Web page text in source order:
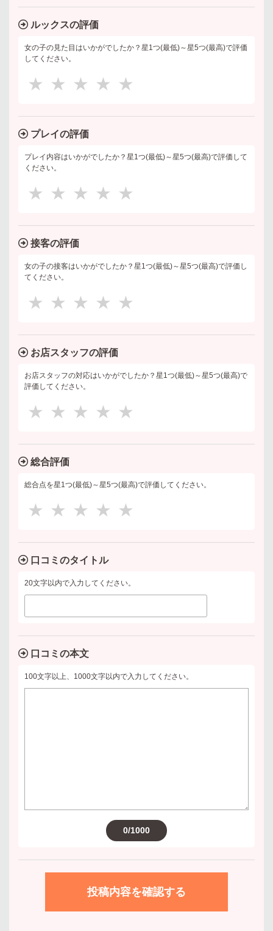
ルックスの評価
女の子の見た目はいかがでしたか？星1つ(最低)～星5つ(最高)で評価
してください。
★
★
★
★
★
プレイの評価
プレイ内容はいかがでしたか？星1つ(最低)～星5つ(最高)で評価して
ください。
★
★
★
★
★
接客の評価
女の子の接客はいかがでしたか？星1つ(最低)～星5つ(最高)で評価し
てください。
★
★
★
★
★
お店スタッフの評価
お店スタッフの対応はいかがでしたか？星1つ(最低)～星5つ(最高)で
評価してください。
★
★
★
★
★
総合評価
総合点を星1つ(最低)～星5つ(最高)で評価してください。
★
★
★
★
★
口コミのタイトル
20文字以内で入力してください。
口コミの本文
100文字以上、1000文字以内で入力してください。
0/1000
投稿内容を確認する